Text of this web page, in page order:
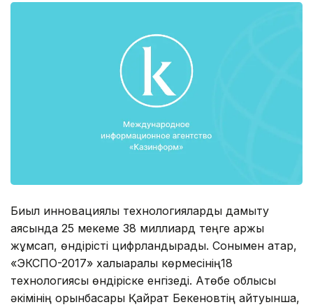
Биыл инновациялық технологияларды дамыту
аясында 25 мекеме 38 миллиард теңге қаржы
жұмсап, өндірісті цифрландырады. Сонымен қатар,
«ЭКСПО-2017» халықаралық көрмесінің18
технологиясы өндіріске енгізеді. Ақтөбе облысы
әкімінің орынбасары Қайрат Бекеновтің айтуынша,